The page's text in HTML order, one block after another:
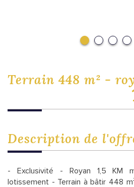
terrain 448 m² -
description de
- Exclusivité - Royan 1,5 KM
lotissement - Terrain à bâtir 448